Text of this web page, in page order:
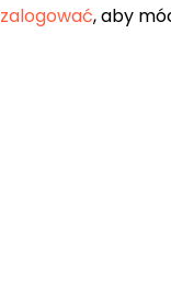
zalogować, aby